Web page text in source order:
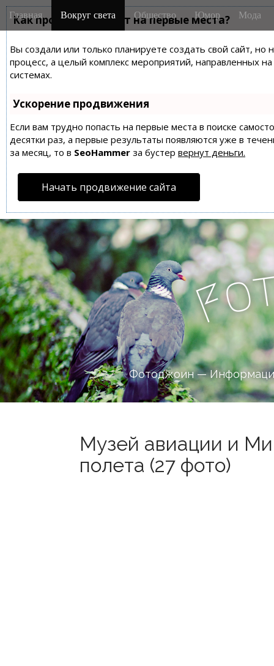
Как продвинуть сайт на первые места?
Вы создали или только планируете создать свой сайт,
процесс, а целый комплекс мероприятий, направленных
системах.
Ускорение продвижения
Если вам трудно попасть на первые места в поиске
десятки раз, а первые результаты появляются уже в
за месяц, то в SeoHammer за бустер вернут деньги.
Начать продвижение сайта
M
a
n
m
e
n
u
i
Главная Вокруг света Общество Юмор Мода
Fo
Фотоджоин —
Музей авиации и
полета (27 фото)